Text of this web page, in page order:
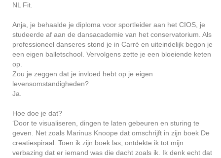
NL Fit.
Anja, je behaalde je diploma voor sportleider aan het CIOS, je
studeerde af aan de dansacademie van het conservatorium. Als
professioneel danseres stond je in Carré en uiteindelijk begon je
een eigen balletschool. Vervolgens zette je een bloeiende keten
op.
Zou je zeggen dat je invloed hebt op je eigen
levensomstandigheden?
Ja.
Hoe doe je dat?
‘Door te visualiseren, dingen te laten gebeuren en sturing te
geven. Net zoals Marinus Knoope dat omschrijft in zijn boek De
creatiespiraal. Toen ik zijn boek las, ontdekte ik tot mijn
verbazing dat er iemand was die dacht zoals ik. Ik denk echt dat